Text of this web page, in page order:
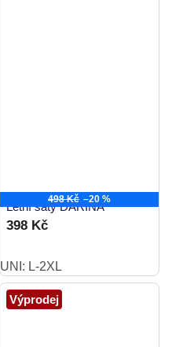
498 Kč –20 %
Letní šaty DARINA
398 Kč
UNI: L-2XL
Výprodej